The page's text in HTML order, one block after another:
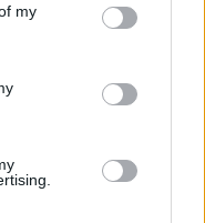
my
της
της Alphabet
ευρώ στο α'